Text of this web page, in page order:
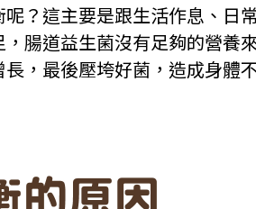
？這主要是跟生活作息、日
腸道益生菌沒有足夠的營養
，最後壓垮好菌，造成身體